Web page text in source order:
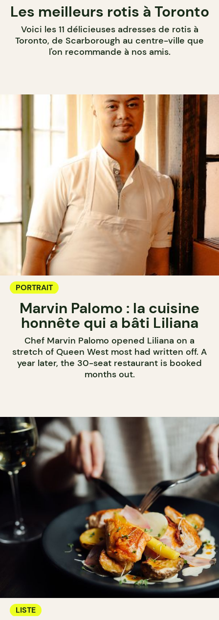
Les meilleurs rotis à Toronto
Voici les 11 délicieuses adresses de rotis à
Toronto, de Scarborough au centre-ville que
l'on recommande à nos amis.
PORTRAIT
Marvin Palomo : la cuisine
honnête qui a bâti Liliana
Chef Marvin Palomo opened Liliana on a
stretch of Queen West most had written off. A
year later, the 30-seat restaurant is booked
months out.
LISTE